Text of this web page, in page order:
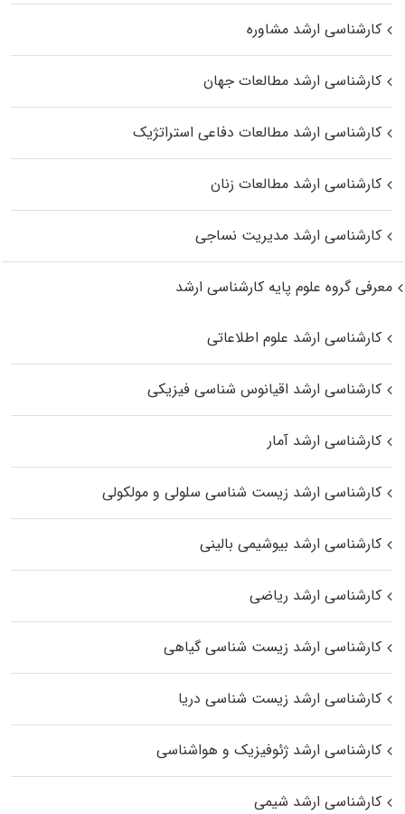
کارشناسی ارشد مشاوره
کارشناسی ارشد مطالعات جهان
کارشناسی ارشد مطالعات دفاعی استراتژیک
کارشناسی ارشد مطالعات زنان
کارشناسی ارشد مدیریت نساجی
معرفی گروه علوم پایه کارشناسی ارشد
کارشناسی ارشد علوم اطلاعاتی
کارشناسی ارشد اقیانوس‌ شناسی فیزیکی
کارشناسی ارشد آمار
کارشناسی ارشد زیست شناسی سلولی و مولکولی
کارشناسی ارشد بیوشیمی بالینی
کارشناسی ارشد ریاضی
کارشناسی ارشد زیست‌ شناسی گیاهی
کارشناسی ارشد زیست‌ شناسی دریا
کارشناسی ارشد ژئوفیزیک و هواشناسی
کارشناسی ارشد شیمی